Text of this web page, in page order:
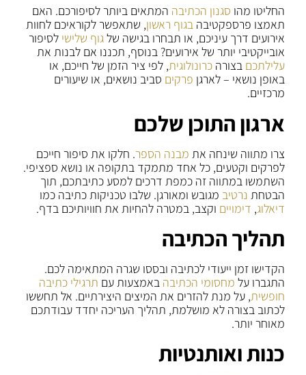
החליטו מהו סגנון הכתיבה המתאים ביותר לסיפורכם. האם
תאמצו פרספקטיבהבגוף ראשון, שתאפשר לקוראיכם לחוות
אירועים דרך עיניכם, או תבחרו בגישה שלגוף שלישי לסיפור
אובייקטיבי יותר של אירועים? בנוסף, תכננו אם לבנות את
עלילתכם בצורהכרונולוגית, לפי ציר הזמן של חייכם, או
באופן נושאי – לארגן פרקים סביב נושאים, או שיעורים
מרכזיים.
ארגון התוכן שלכם
צרו מתווה שינחה את מבנה הספר. חלקו את סיפור חייכם
לפרקים וקטעים, כל אחד מתמקד בתקופה או נושא ספציפי.
השתמשו במתווה זה כמפת דרכים למסע כתיבתכם, תוך
הבטחת נרטיב מגובש ומאורגן. שלבו טכניקות כתיבה כמו
דיאלוג, דימויים וקצב, במטרה להחיות את חוויותיכם בדף.
תהליך הכתיבה
הקדישו זמן ייעודי לכתיבה ובססו שגרה המתאימה לכם.
התגברו על מחסומי הכתיבה באמצעות עם תרגילי כתיבה
חופשית, על מנת להזרים את המיצים היצירתיים. אל תחששו
לכתוב בצורה לא מושלמת, תהליך העריכה יחדד עבודתכם
מאוחר יותר.
כנות ואותנטיות